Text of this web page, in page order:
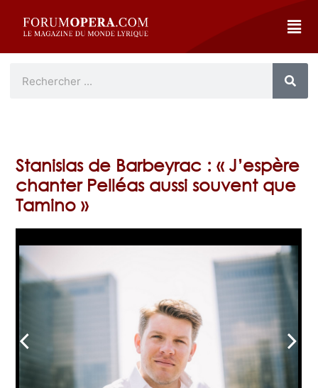
Stanislas de Barbeyrac : « J’espère
chanter Pelléas aussi souvent que
Tamino »
arrow_back_ios arrow_forward_ios